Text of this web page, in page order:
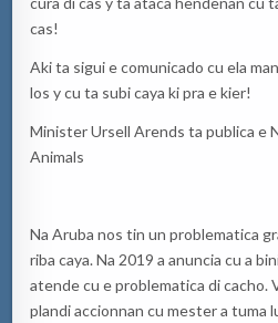
cas!
Aki ta sigui e comunicado cu ela
los y cu ta subi caya ki pra e kier!
Minister Ursell Arends ta publica e
Animals
Na Aruba nos tin un problematica
riba caya. Na 2019a anuncia cu a
atende cu e problematica di cacho.
plandi accionnan cu mester a tuma